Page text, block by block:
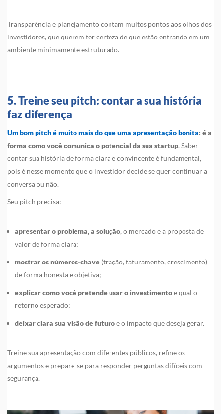
Transparência e planejamento contam muitos pontos aos olhos dos
investidores, que querem ter certeza de que estão entrando em um
ambiente minimamente estruturado.
5. Treine seu pitch: contar a sua história
faz diferença
Um bom pitch é muito mais do que uma apresentação bonita: é a
forma como você comunica o potencial da sua startup. Saber
contar sua história de forma clara e convincente é fundamental,
pois é nesse momento que o investidor decide se quer continuar a
conversa ou não.
Seu pitch precisa:
apresentar o problema, a solução, o mercado e a proposta de
valor de forma clara;
mostrar os números-chave (tração, faturamento, crescimento)
de forma honesta e objetiva;
explicar como você pretende usar o investimentoe qual o
retorno esperado;
deixar clara sua visão de futuroe o impacto que deseja gerar.
Treine sua apresentação com diferentes públicos, refine os
argumentos e prepare-se para responder perguntas difíceis com
segurança.